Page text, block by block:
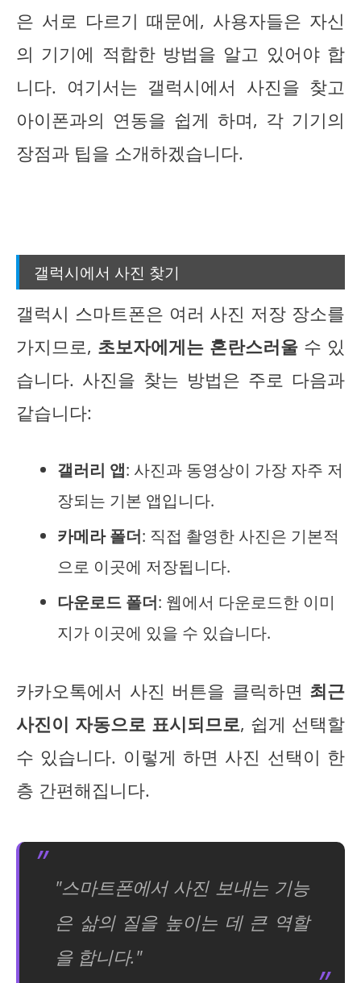
은 서로 다르기 때문에, 사용자들은 자신
의 기기에 적합한 방법을 알고 있어야 합
니다. 여기서는 갤럭시에서 사진을 찾고
아이폰과의 연동을 쉽게 하며, 각 기기의
장점과 팁을 소개하겠습니다.
갤럭시에서 사진 찾기
갤럭시 스마트폰은 여러 사진 저장 장소를
가지므로, 초보자에게는 혼란스러울 수 있
습니다. 사진을 찾는 방법은 주로 다음과
같습니다:
갤러리 앱: 사진과 동영상이 가장 자주 저
장되는 기본 앱입니다.
카메라 폴더: 직접 촬영한 사진은 기본적
으로 이곳에 저장됩니다.
다운로드 폴더: 웹에서 다운로드한 이미
지가 이곳에 있을 수 있습니다.
카카오톡에서 사진 버튼을 클릭하면 최근
사진이 자동으로 표시되므로, 쉽게 선택할
수 있습니다. 이렇게 하면 사진 선택이 한
층 간편해집니다.
"스마트폰에서 사진 보내는 기능
은 삶의 질을 높이는 데 큰 역할
을 합니다."